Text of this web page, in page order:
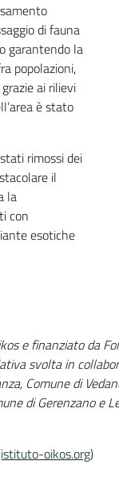
di fauna
garantendo la
popolazioni,
ai rilievi
è stato
rimossi dei
il
la
con
esotiche
e finanziato da
svolta in
Comune di
di Gerenzano
oikos.org)